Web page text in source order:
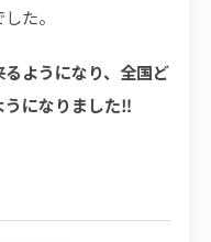
た。
ようになり、全国ど
になりました‼